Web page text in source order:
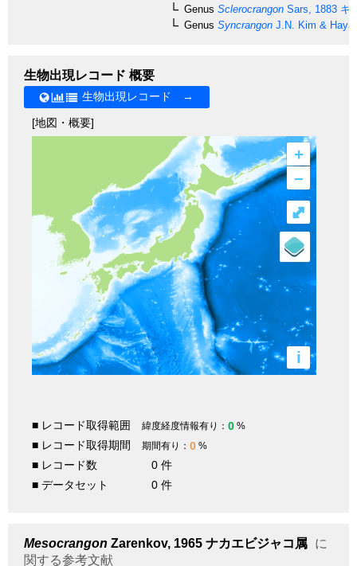
Genus Sclerocrangon Sars, 1883 キ
Genus Syncrangon J.N. Kim &
生物出現レコード 概要
生物出現レコード →
[地図・概要]
+
–
i
⤢
■ レコード取得範囲 緯度経度情報有り： 0 %
■ レコード取得期間 期間有り： 0 %
■ レコード数
0 件
■ データセット
0 件
Mesocrangon Zarenkov, 1965 ナカエビジャコ属 に
関する参考文献